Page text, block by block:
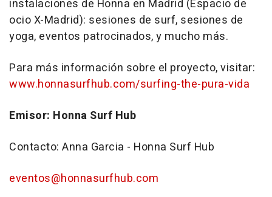
instalaciones de Honna en Madrid (Espacio de
ocio X-Madrid): sesiones de surf, sesiones de
yoga, eventos patrocinados, y mucho más.
Para más información sobre el proyecto, visitar:
www.honnasurfhub.com/surfing-the-pura-vida
Emisor: Honna Surf Hub
Contacto: Anna Garcia - Honna Surf Hub
eventos@honnasurfhub.com